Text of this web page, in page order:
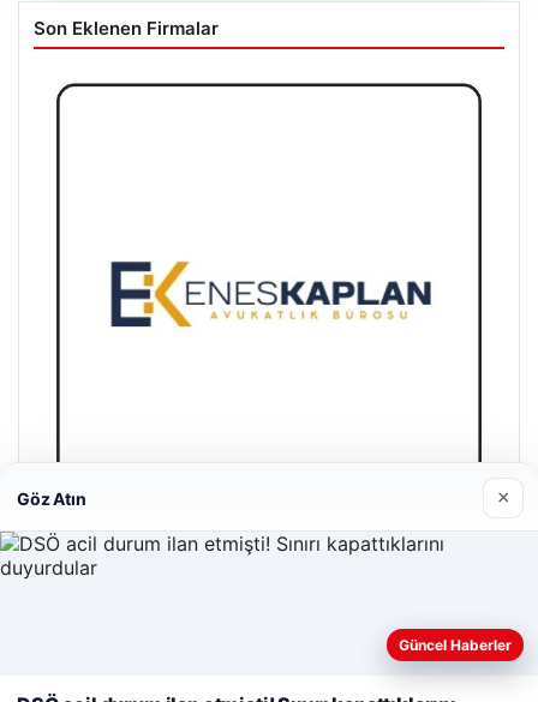
Son Eklenen Firmalar
Enes Kaplan Avukatlık Bürosu
Web sitemizi nasıl kullandığınızı daha iyi anlayabilmek,
kullanıyoruz.
Çerez Politikamız
Göz Atın ×
Güncel Haberler